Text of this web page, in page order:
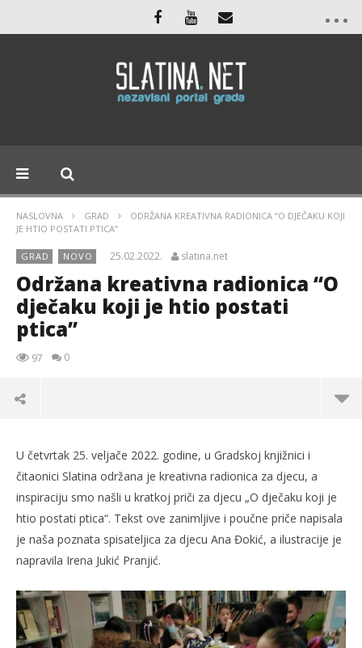
NASLOVNA GRAD
ODRŽANA KREATIVNA RADIONICA “O DJEČAKU KOJI
JE HTIO POSTATI PTICA”
GRAD NOVO 25.02.2022. slatina.net
Održana kreativna radionica “O
dječaku koji je htio postati
ptica”
97 0
TRENUTNO OTVORENO
U četvrtak 25. veljače 2022. godine, u Gradskoj knjižnici i
čitaonici Slatina održana je kreativna radionica za djecu, a
inspiraciju smo našli u kratkoj priči za djecu „O dječaku koji je
htio postati ptica“. Tekst ove zanimljive i poučne priče napisala
je naša poznata spisateljica za djecu Ana Đokić, a ilustracije je
napravila Irena Jukić Pranjić.